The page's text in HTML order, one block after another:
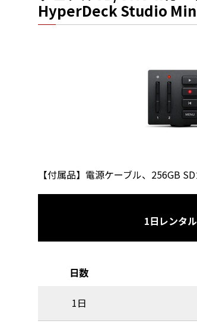
HyperDeck Studio
【付属品】電源ケーブル、256GB
1日レンタ
日数
1日